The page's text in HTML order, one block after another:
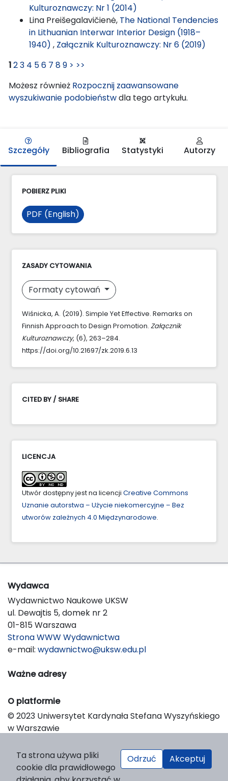
Kulturoznawczy: Nr 1 (2014)
Lina Preišegalavičienė, The National Tendencies
in Lithuanian Interwar Interior Design (1918–
1940) , Załącznik Kulturoznawczy: Nr 6 (2019)
123 4 56 7 89 > >>
Możesz również Rozpocznij zaawansowane
wyszukiwanie podobieństwdla tego artykułu.
Szczegóły Bibliografia Statystyki Autorzy
POBIERZ PLIKI
PDF (English)
ZASADY CYTOWANIA
Formaty cytowań
Wiśnicka, A. (2019). Simple Yet Effective. Remarks on
Finnish Approach to Design Promotion. Załącznik
Kulturoznawczy, (6), 263–284.
https://doi.org/10.21697/zk.2019.6.13
CITED BY / SHARE
LICENCJA
Utwór dostępny jest na licencji Creative Commons
Uznanie autorstwa – Użycie niekomercyjne – Bez
utworów zależnych 4.0 Międzynarodowe.
Wydawca
Wydawnictwo Naukowe UKSW
ul. Dewajtis 5, domek nr 2
01-815 Warszawa
Strona WWW Wydawnictwa
e-mail: wydawnictwo@uksw.edu.pl
Ważne adresy
O platformie
© 2023 Uniwersytet Kardynała Stefana Wyszyńskiego
w Warszawie
Platform & Workflow by OJS/PKP
Ta strona używa pliki
cookie dla prawidłowego
Odrzuć Akceptuj